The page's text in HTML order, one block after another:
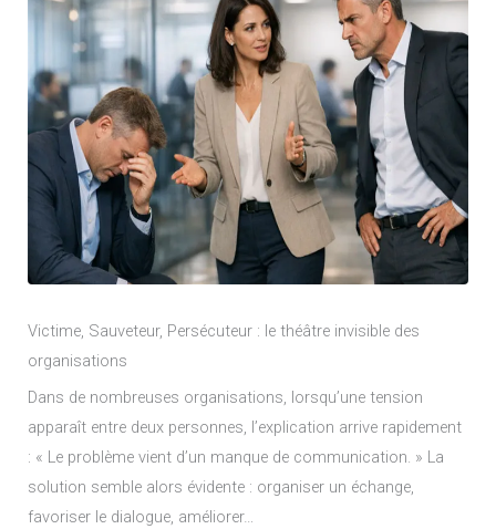
Victime, Sauveteur, Persécuteur : le théâtre invisible des
organisations
Dans de nombreuses organisations, lorsqu’une tension
apparaît entre deux personnes, l’explication arrive rapidement
: « Le problème vient d’un manque de communication. » La
solution semble alors évidente : organiser un échange,
favoriser le dialogue, améliorer…